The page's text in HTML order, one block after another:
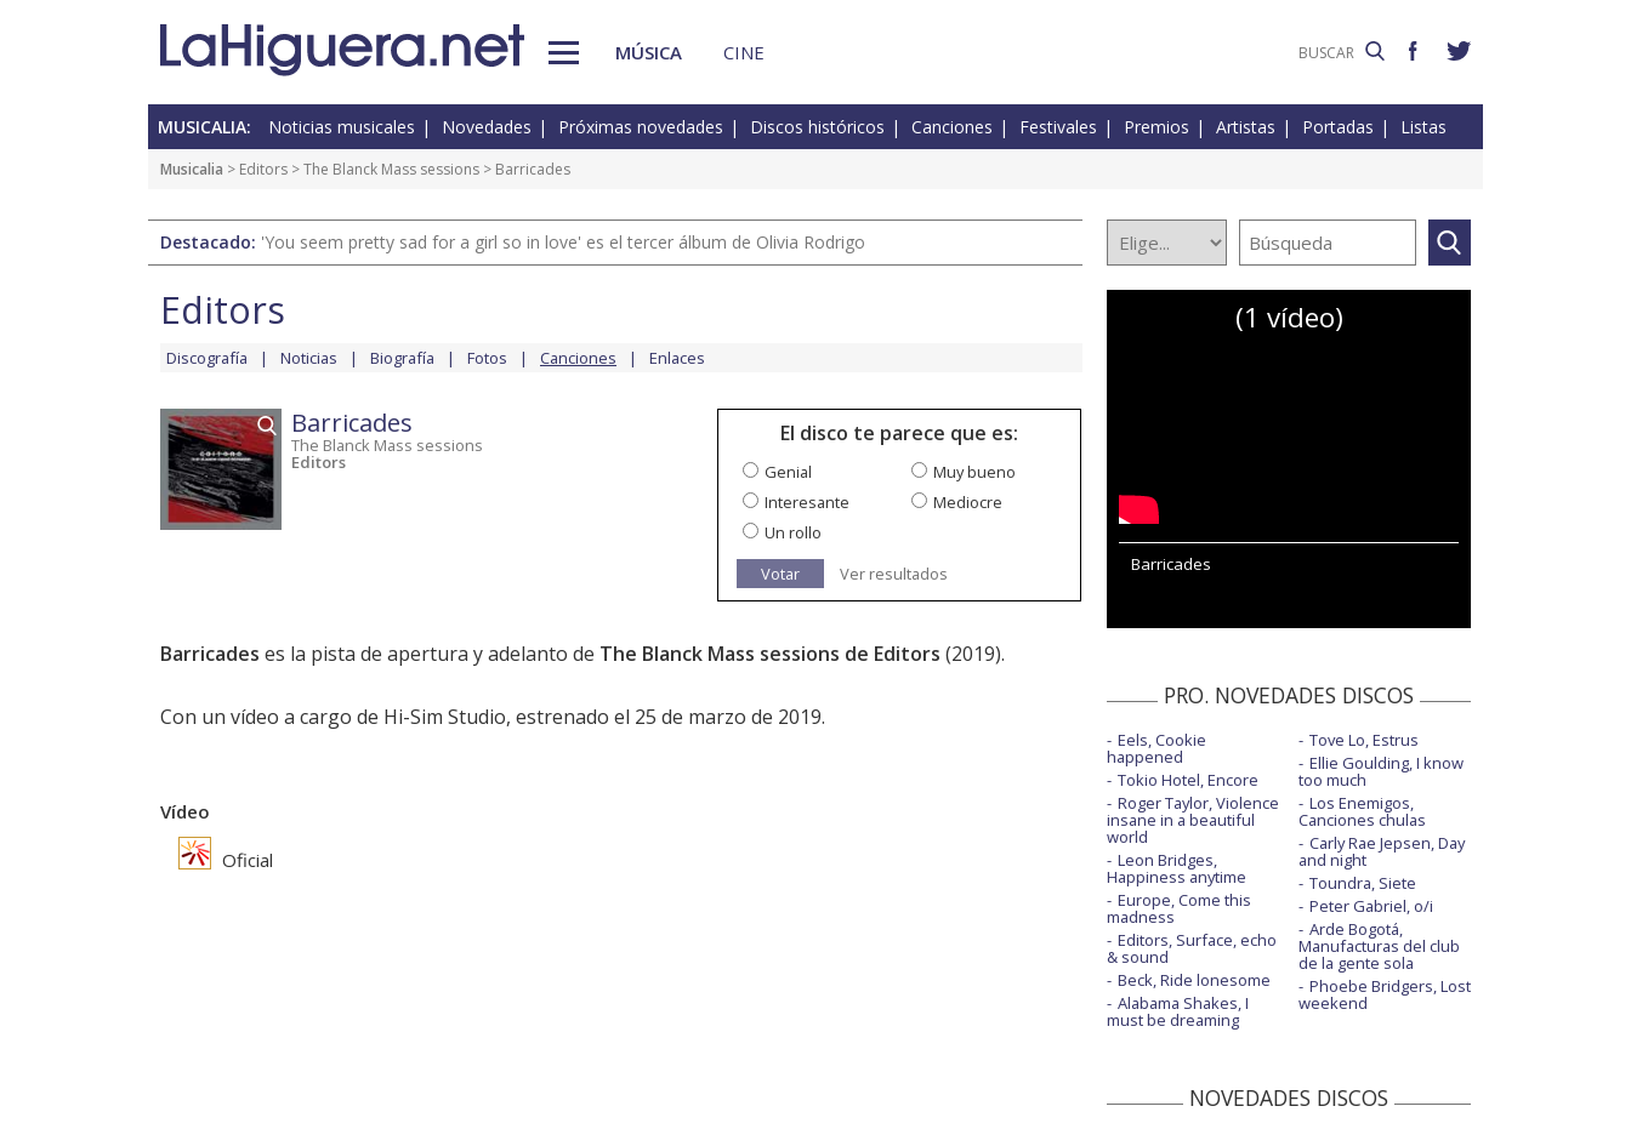
MÚSICA CINE
MUSICALIA: Noticias musicales Novedades Próximas novedades Discos históricos Canciones Festivales Premios Artistas Portadas Listas
Musicalia > Editors >The Blanck Mass sessions > Barricades
Destacado: 'You seem pretty sad for a girl so in love' es el tercer álbum de Olivia Rodrigo
Editors
Discografía Noticias Biografía Fotos Canciones Enlaces
Barricades
The Blanck Mass sessions
Editors
El disco te parece que es:
Genial
Muy bueno
Interesante
Mediocre
Un rollo
Votar
Ver resultados
Barricades es la pista de apertura y adelanto de The Blanck Mass sessions de Editors (2019).
Con un vídeo a cargo de Hi-Sim Studio, estrenado el 25 de marzo de 2019.
Vídeo
Oficial
(1 vídeo)
Barricades
PRO. NOVEDADES DISCOS
Eels, Cookie
happened
Tokio Hotel, Encore
Roger Taylor, Violence
insane in a beautiful
world
Leon Bridges,
Happiness anytime
Europe, Come this
madness
Editors, Surface, echo
& sound
Beck, Ride lonesome
Alabama Shakes, I
must be dreaming
Tove Lo, Estrus
Ellie Goulding, I know
too much
Los Enemigos,
Canciones chulas
Carly Rae Jepsen, Day
and night
Toundra, Siete
Peter Gabriel, o/i
Arde Bogotá,
Manufacturas del club
de la gente sola
Phoebe Bridgers, Lost
weekend
NOVEDADES DISCOS